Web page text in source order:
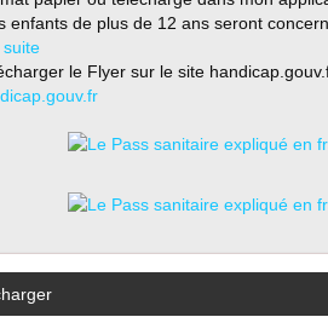
enfants de plus de 12 ans seront
le Flyer sur le site